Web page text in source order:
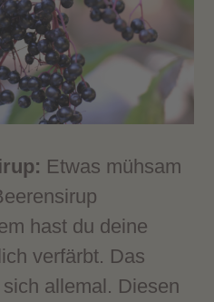
Etwas mühsam
hast du deine
verfärbt. Das
allemal. Diesen